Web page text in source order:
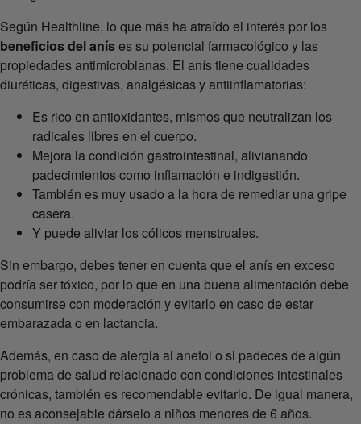
Según Healthline, lo que más ha atraído el interés por los
beneficios del aníses su potencial farmacológico y las
propiedades antimicrobianas. El anís tiene cualidades
diuréticas, digestivas, analgésicas y antiinflamatorias:
Es rico en antioxidantes, mismos que neutralizan los
radicales libres en el cuerpo.
Mejora la condición gastrointestinal, alivianando
padecimientos como inflamación e indigestión.
También es muy usado a la hora de remediar una gripe
casera.
Y puede aliviar los cólicos menstruales.
Sin embargo, debes tener en cuenta que el anís en exceso
podría ser tóxico, por lo que en una buena alimentación debe
consumirse con moderación y evitarlo en caso de estar
embarazada o en lactancia.
Además, en caso de alergia al anetol o si padeces de algún
problema de salud relacionado con condiciones intestinales
crónicas, también es recomendable evitarlo. De igual manera,
no es aconsejable dárselo a niños menores de 6 años.